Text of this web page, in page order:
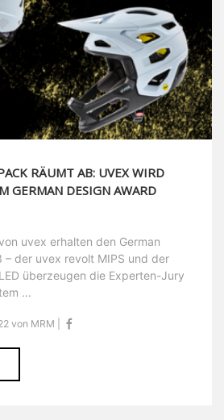
RÄUMT AB: UVEX WIRD
GERMAN DESIGN AWARD
uvex erhalten den German
– der uvex revolt MIPS und der
überzeugen die Experten-Jury
...
von MRM |